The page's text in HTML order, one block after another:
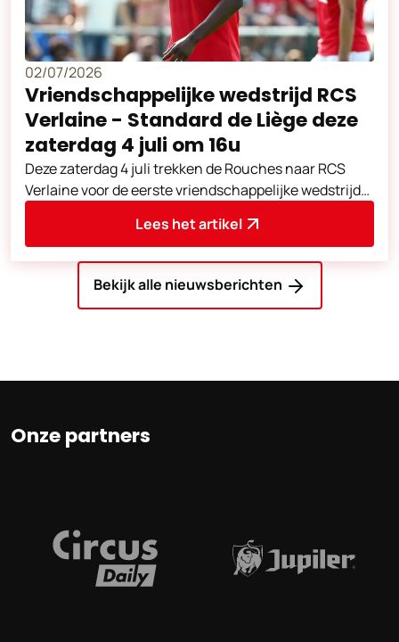
02/07/2026
Vriendschappelijke wedstrijd RCS
Verlaine - Standard de Liège deze
zaterdag 4 juli om 16u
Deze zaterdag 4 juli trekken de Rouches naar RCS
Verlaine voor de eerste vriendschappelijke wedstrijd
Lees het artikel
Bekijk alle nieuwsberichten
Onze partners